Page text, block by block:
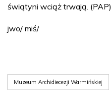
świątyni wciąż trwają. (PAP)
jwo/ miś/
Muzeum Archidiecezji Warmińskiej